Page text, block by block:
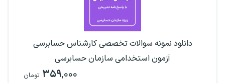
دانلود نمونه سوالات تخصصی کارشناس حسابرسی
آزمون استخدامی سازمان حسابرسی
۳۵۹,۰۰۰ تومان